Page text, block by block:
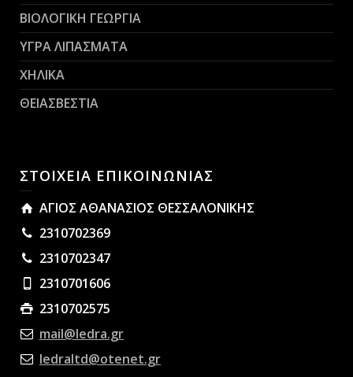
ΒΙΟΛΟΓΙΚΗ ΓΕΩΡΓΙΑ
ΥΓΡΑ ΛΙΠΑΣΜΑΤΑ
ΧΗΛΙΚΑ
ΘΕΙΑΣΒΕΣΤΙΑ
ΣΤΟΙΧΕΙΑ ΕΠΙΚΟΙΝΩΝΙΑΣ
ΑΓΙΟΣ ΑΘΑΝΑΣΙΟΣ ΘΕΣΣΑΛΟΝΙΚΗΣ
2310702369
2310702347
2310701606
2310702575
mail@ledra.gr
ledraltd@otenet.gr